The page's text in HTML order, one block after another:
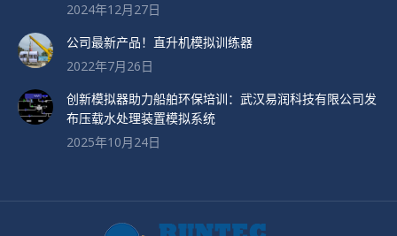
2024年12月27日
公司最新产品！直升机模拟训练器
2022年7月26日
创新模拟器助力船舶环保培训：武汉易润科技有限公司发
布压载水处理装置模拟系统
2025年10月24日